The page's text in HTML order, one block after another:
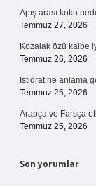
Apış arası koku
Temmuz 27, 2026
Kozalak özü kalbe
Temmuz 26, 2026
Istidrat ne anlama
Temmuz 25, 2026
Arapça ve Farsça
Temmuz 25, 2026
Son yorumlar